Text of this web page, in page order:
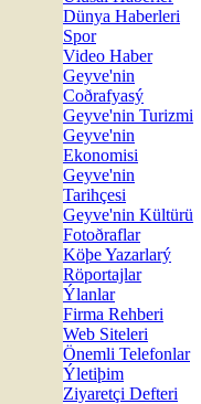
Dünya Haberleri
Spor
Video Haber
Geyve'nin
Coðrafyasý
Geyve'nin Turizmi
Geyve'nin
Ekonomisi
Geyve'nin
Tarihçesi
Geyve'nin Kültürü
Fotoðraflar
Köþe Yazarlarý
Röportajlar
Ýlanlar
Firma Rehberi
Web Siteleri
Önemli Telefonlar
Ýletiþim
Ziyaretçi Defteri